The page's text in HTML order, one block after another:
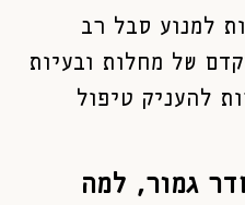
למנוע סבל רב
של מחלות ובעיות
להעניק טיפול
גמור, למה